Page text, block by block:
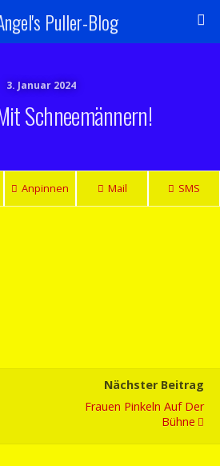
Puller-Blog
3. Januar 2024
Schneemännern!
Anpinnen Mail SMS
Nächster Beitrag
Frauen Pinkeln Auf Der
Bühne